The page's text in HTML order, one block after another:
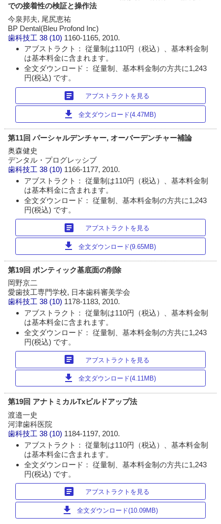
での接着性の検証と操作法
今泉邦夫, 尾尻恵祐
BP Dental(Bleu Profond Inc)
歯科技工 38 (10) 1160-1165, 2010.
アブストラクト： 従量制は110円（税込）、基本料金制
は基本料金に含まれます。
全文ダウンロード： 従量制、基本料金制の方共に1,243
円(税込) です。
article アブストラクトを見る
download 全文ダウンロード(4.47MB)
第11回 パーシャルデンチャー, オーバーデンチャー補論
奥森健史
デンタル・プログレッシブ
歯科技工 38 (10) 1166-1177, 2010.
アブストラクト： 従量制は110円（税込）、基本料金制
は基本料金に含まれます。
全文ダウンロード： 従量制、基本料金制の方共に1,243
円(税込) です。
article アブストラクトを見る
download 全文ダウンロード(9.65MB)
第19回 ポンティック基底面の削除
岡野京二
愛歯技工専門学校, 日本歯科審美学会
歯科技工 38 (10) 1178-1183, 2010.
アブストラクト： 従量制は110円（税込）、基本料金制
は基本料金に含まれます。
全文ダウンロード： 従量制、基本料金制の方共に1,243
円(税込) です。
article アブストラクトを見る
download 全文ダウンロード(4.11MB)
第19回 アナトミカルTxビルドアップ法
渡邉一史
河津歯科医院
歯科技工 38 (10) 1184-1197, 2010.
アブストラクト： 従量制は110円（税込）、基本料金制
は基本料金に含まれます。
全文ダウンロード： 従量制、基本料金制の方共に1,243
円(税込) です。
article アブストラクトを見る
download 全文ダウンロード(10.09MB)